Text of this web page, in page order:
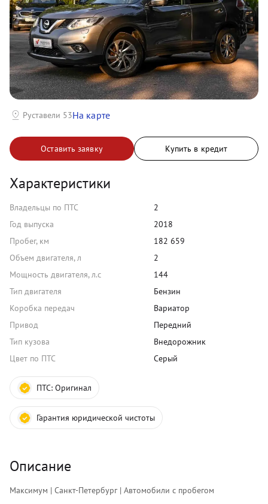
Оставить заявку Купить в кредит
Характеристики
Владельцы по ПТС
2
Год выпуска
2018
Пробег, км
182 659
Объем двигателя, л
2
Мощность двигателя, л.с
144
Тип двигателя
Бензин
Коробка передач
Вариатор
Привод
Передний
Тип кузова
Внедорожник
Цвет по ПТС
Серый
ПТС: Оригинал
Гарантия юридической чистоты
Описание
Максимум | Санкт-Петербург | Автомобили с пробегом
Руставели 53На карте